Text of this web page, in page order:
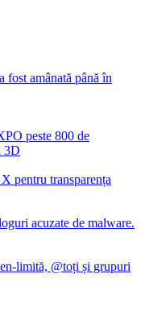
amânată până în
peste 800 de
3D
pentru transparența
acuzate de malware.
limită, @toți și grupuri